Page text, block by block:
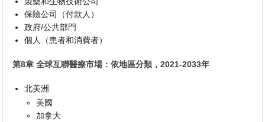
保險公司（付款人）
政府/公共部門
個人（患者和消費者）
第8章 全球互聯醫療市場：依地區分類，2021-2033年
北美洲
美國
加拿大